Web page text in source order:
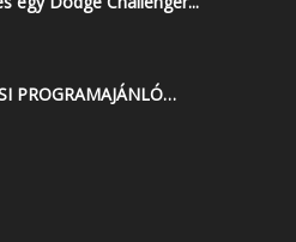
PROGRAMAJÁNLÓ…